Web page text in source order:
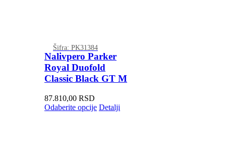
Šifra: PK31384
Nalivpero Parker
Royal Duofold
Classic Black GT M
87.810,00 RSD
Odaberite opcije Detalji